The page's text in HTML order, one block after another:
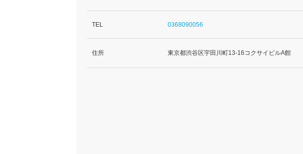
TEL 0368090056
住所 東京都渋谷区宇田川町13-16コクサイビルA館